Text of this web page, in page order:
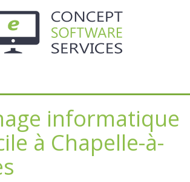
informatique
à Chapelle-à-